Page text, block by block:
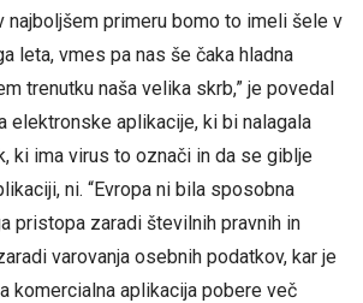
najboljšem primeru bomo to imeli šele v
leta, vmes pa nas še čaka hladna
trenutku naša velika skrb,” je povedal
elektronske aplikacije, ki bi nalagala
ki ima virus to označi in da se giblje
ni. “Evropa ni bila sposobna
pristopa zaradi številnih pravnih in
varovanja osebnih podatkov, kar je
komercialna aplikacija pobere več